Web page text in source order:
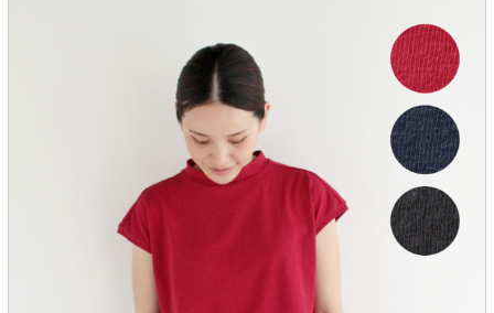
スカート
レギンス・インナー
服飾雑貨
全てのアイテム
SALE ITEM
福袋